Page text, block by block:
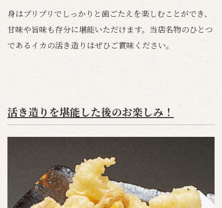
身はプリプリでしっかりと歯ごたえを楽しむことができ、
甘味や旨味も存分に堪能いただけます。当店名物のひとつ
であるイカの活き造りはぜひご賞味ください。
活き造りを堪能した後のお楽しみ！